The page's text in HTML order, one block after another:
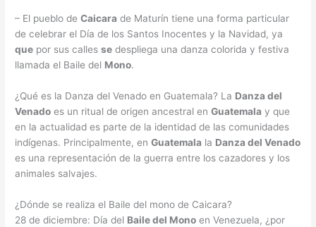
– El pueblo deCaicara de Maturín tiene una forma particular
de celebrar el Día de los Santos Inocentes y la Navidad, ya
que por sus callesse despliega una danza colorida y festiva
llamada el Baile del Mono.
¿Qué es la Danza del Venado en Guatemala? La Danza del
Venado es un ritual de origen ancestral enGuatemala y que
en la actualidad es parte de la identidad de las comunidades
indígenas. Principalmente, enGuatemala la Danza del Venado
es una representación de la guerra entre los cazadores y los
animales salvajes.
¿Dónde se realiza el Baile del mono de Caicara?
28 de diciembre: Día del Baile del Mono en Venezuela, ¿por